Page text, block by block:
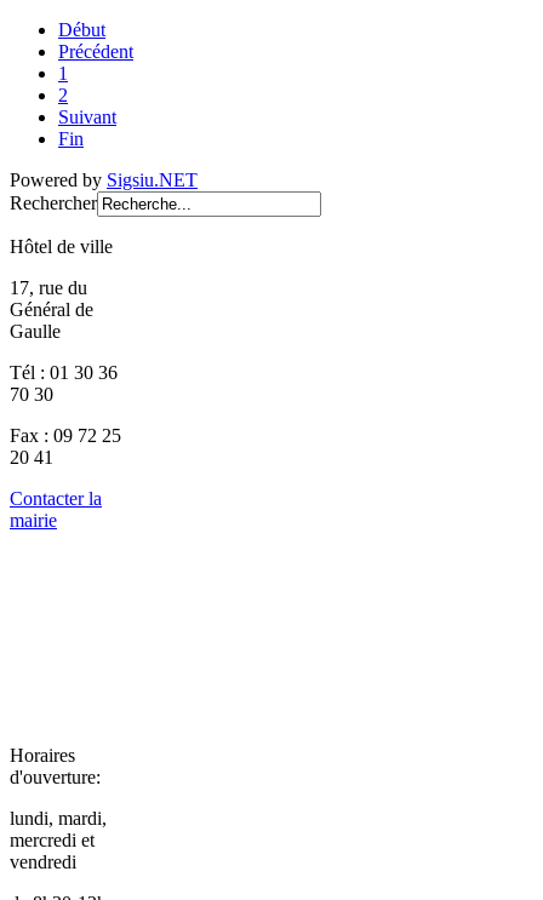
Début
Précédent
1
2
Suivant
Fin
Powered by Sigsiu.NET
Rechercher
Hôtel de ville
17, rue du
Général de
Gaulle
Tél : 01 30 36
70 30
Fax : 09 72 25
20 41
Contacter la
mairie
Horaires
d'ouverture:
lundi, mardi,
mercredi et
vendredi